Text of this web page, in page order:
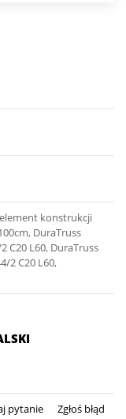
element konstrukcji
DuraTruss
C20 L60, DuraTruss
2 C20 L60,
pytanie Zgłoś błąd